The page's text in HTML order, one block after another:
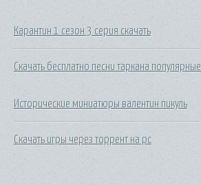
Карантин 1 сезон 3 серия скачать
Скачать бесплатно песни таркана популярные
Исторические миниатюры валентин пикуль
Скачать игры через торрент на pc